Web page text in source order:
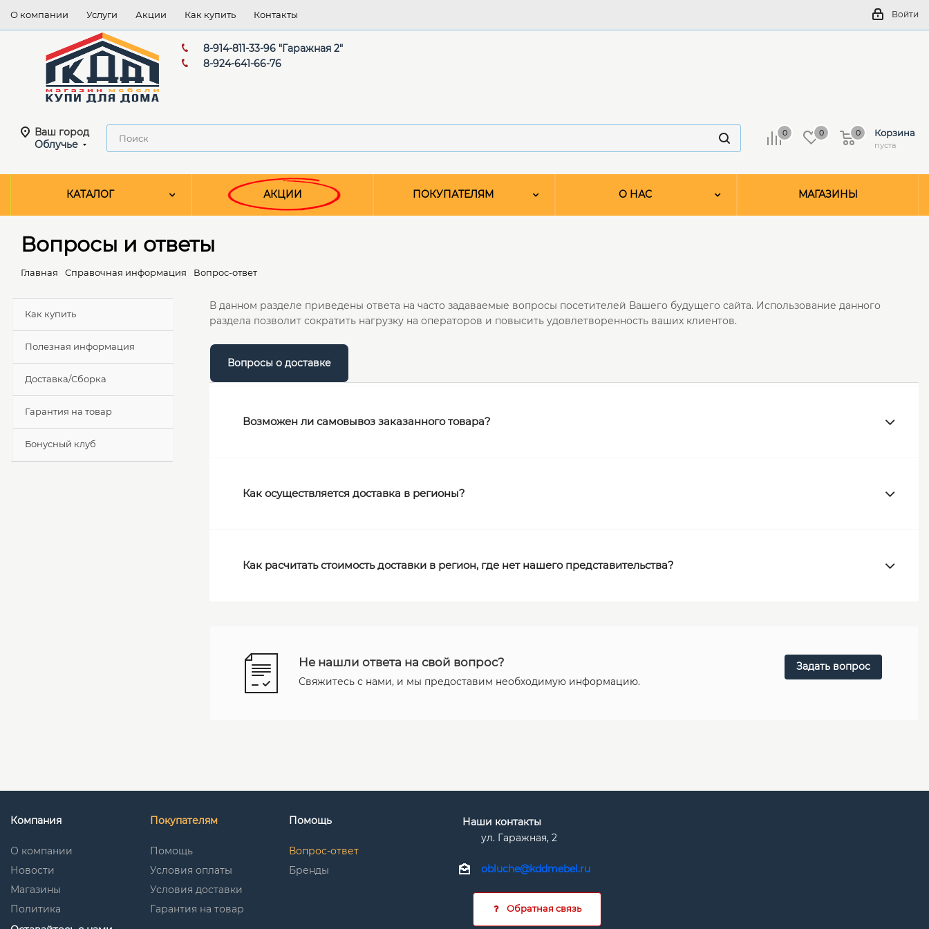
О компании Услуги Акции Как купить Контакты Войти
8-914-811-33-96 "Гаражная 2"
8-924-641-66-76
Ваш город
Облучье
0 0 Корзина
пуста
0
КАТАЛОГ АКЦИИ ПОКУПАТЕЛЯМ О НАС МАГАЗИНЫ
Вопросы и ответы
Главная Справочная информация Вопрос-ответ
В данном разделе приведены ответа на часто задаваемые вопросы посетителей Вашего будущего сайта. Использование данного
раздела позволит сократить нагрузку на операторов и повысить удовлетворенность ваших клиентов.
Вопросы о доставке
Возможен ли самовывоз заказанного товара?
Как осуществляется доставка в регионы?
Как расчитать стоимость доставки в регион, где нет нашего представительства?
Не нашли ответа на свой вопрос?
Свяжитесь с нами, и мы предоставим необходимую информацию.
Задать вопрос
Как купить
Полезная информация
Доставка/Сборка
Гарантия на товар
Бонусный клуб
Компания
О компании
Новости
Магазины
Политика
Покупателям
Помощь
Условия оплаты
Условия доставки
Гарантия на товар
Помощь
Вопрос-ответ
Бренды
Наши контакты
ул. Гаражная, 2
obluche@kddmebel.ru
Обратная связь